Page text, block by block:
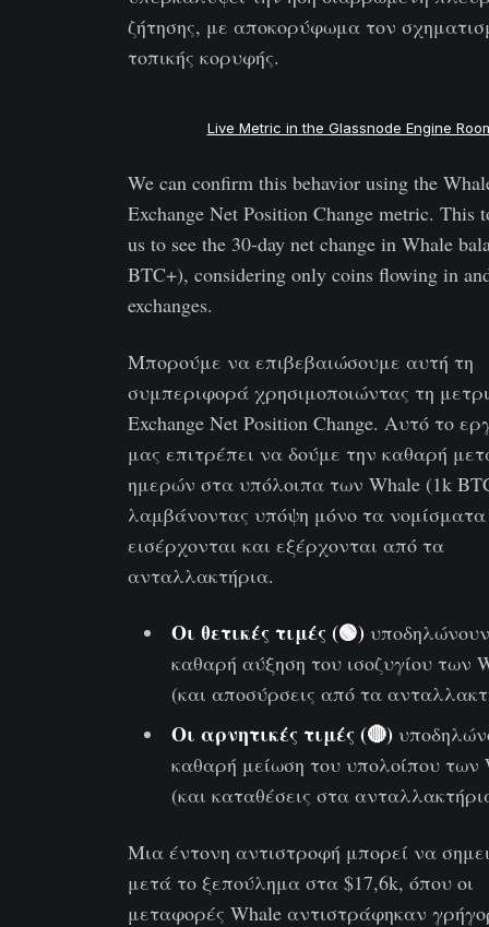
ζήτησης, με αποκορύφωμα τον
τοπικής κορυφής.
Live Metric in the Glassnode Engine
We can confirm this behavior using the
Exchange Net Position Change metric. This
us to see the 30-day net change in Whale
BTC+), considering only coins flowing in
exchanges.
Μπορούμε να επιβεβαιώσουμε αυτή τη
συμπεριφορά χρησιμοποιώντας τη
Exchange Net Position Change. Αυτό το
μας επιτρέπει να δούμε την καθαρή
ημερών στα υπόλοιπα των Whale (1k
λαμβάνοντας υπόψη μόνο τα
εισέρχονται και εξέρχονται από τα
ανταλλακτήρια.
Οι θετικές τιμές (🟢) υποδηλώνουν
καθαρή αύξηση του ισοζυγίου των
(και αποσύρσεις από τα
Οι αρνητικές τιμές (🔴)
καθαρή μείωση του υπολοίπου των
(και καταθέσεις στα
Μια έντονη αντιστροφή μπορεί να
μετά το ξεπούλημα στα $17,6k, όπου οι
μεταφορές Whale αντιστράφηκαν